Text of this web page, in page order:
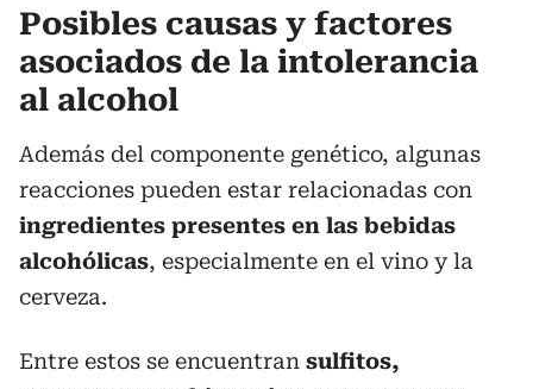
Posibles causas y factores
asociados de la intolerancia
al alcohol
Además del componente genético, algunas
reacciones pueden estar relacionadas con
ingredientes presentes en las bebidas
alcohólicas, especialmente en el vino y la
cerveza.
Entre estos se encuentran sulfitos,